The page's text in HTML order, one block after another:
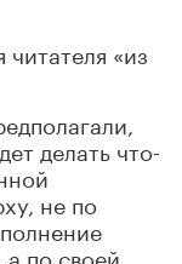
«из
делать что-
не по
по своей